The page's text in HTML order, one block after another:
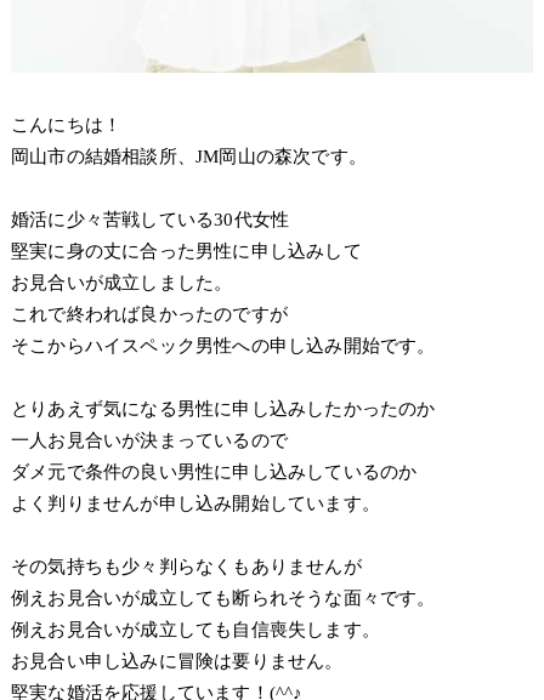
こんにちは！
岡山市の結婚相談所、JM岡山の森次です。
婚活に少々苦戦している30代女性
堅実に身の丈に合った男性に申し込みして
お見合いが成立しました。
これで終われば良かったのですが
そこからハイスペック男性への申し込み開始です。
とりあえず気になる男性に申し込みしたかったのか
一人お見合いが決まっているので
ダメ元で条件の良い男性に申し込みしているのか
よく判りませんが申し込み開始しています。
その気持ちも少々判らなくもありませんが
例えお見合いが成立しても断られそうな面々です。
例えお見合いが成立しても自信喪失します。
お見合い申し込みに冒険は要りません。
堅実な婚活を応援しています！(^^♪